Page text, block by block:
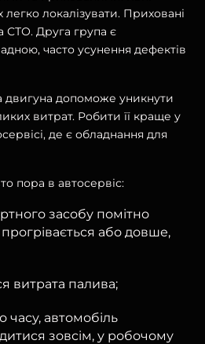
легко локалізувати. Приховані
Друга група є
часто усунення дефектів
двигуна допоможе уникнути
витрат. Робити її краще у
де є обладнання для
пора в автосервіс:
засобу помітно
або довше,
витрата палива;
часу, автомобіль
зовсім, у робочому